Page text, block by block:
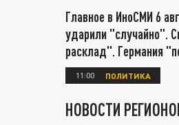
Главное в ИноСМИ 6
ударили "случайно".
расклад". Германия
11:00 ПОЛИТИКА
НОВОСТИ